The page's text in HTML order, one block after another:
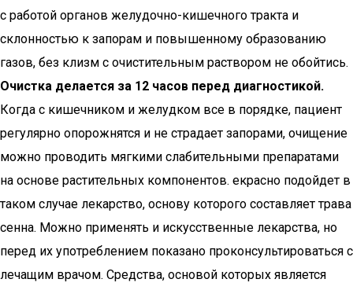
с работой органов желудочно-кишечного тракта и
склонностью к запорам и повышенному образованию
газов, без клизм с очистительным раствором не обойтись.
Очистка делается за 12 часов перед диагностикой.
Когда с кишечником и желудком все в порядке, пациент
регулярно опорожнятся и не страдает запорами, очищение
можно проводить мягкими слабительными препаратами
на основе растительных компонентов. екрасно подойдет в
таком случае лекарство, основу которого составляет трава
сенна. Можно применять и искусственные лекарства, но
перед их употреблением показано проконсультироваться с
лечащим врачом. Средства, основой которых является